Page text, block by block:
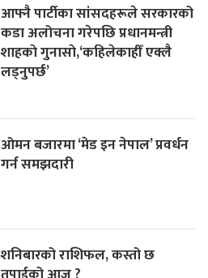
आफ्नै पार्टीका सांसदहरूले सरकारको
कडा अलोचना गरेपछि प्रधानमन्त्री
शाहकाे गुनासाे,‘कहिलेकाहीँ एक्लै
लड्नुपर्छ’
ओमन बजारमा ‘मेड इन नेपाल’ प्रवर्धन
गर्न समझदारी
शनिबारको राशिफल, कस्तो छ